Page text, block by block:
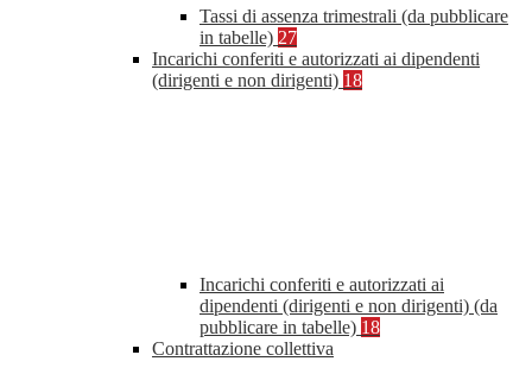
Tassi di assenza trimestrali (da pubblicare
in tabelle) 27
Incarichi conferiti e autorizzati ai dipendenti
(dirigenti e non dirigenti) 18
Incarichi conferiti e autorizzati ai
dipendenti (dirigenti e non dirigenti) (da
pubblicare in tabelle) 18
Contrattazione collettiva